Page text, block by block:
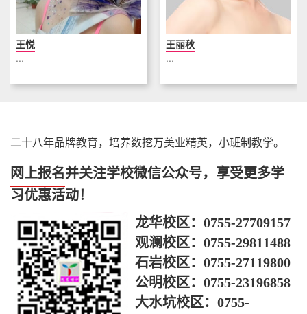
王悦
...
王丽秋
...
二十八年品牌教育，培养数挖万美业精英，小班制教学。
网上报名并关注学校微信公众号，享受更多学
习优惠活动！
龙华校区： 0755-27709157
观澜校区： 0755-29811488
石岩校区： 0755-27119800
公明校区： 0755-23196858
大水坑校区： 0755-